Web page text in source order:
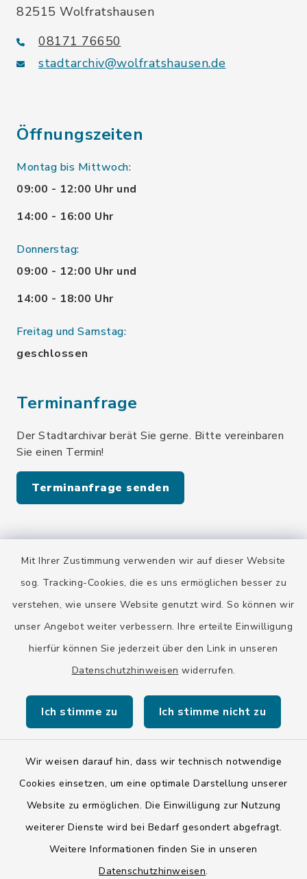
Mit Ihrer Zustimmung verwenden wir auf dieser Website
sog. Tracking-Cookies, die es uns ermöglichen besser zu
verstehen, wie unsere Website genutzt wird. So können wir
unser Angebot weiter verbessern. Ihre erteilte Einwilligung
hierfür können Sie jederzeit über den Link in unseren
Datenschutzhinweisen widerrufen.
Ich stimme zu Ich stimme nicht zu
Wir weisen darauf hin, dass wir technisch notwendige
Cookies einsetzen, um eine optimale Darstellung unserer
Website zu ermöglichen. Die Einwilligung zur Nutzung
weiterer Dienste wird bei Bedarf gesondert abgefragt.
Weitere Informationen finden Sie in unseren
Datenschutzhinweisen.
82515 Wolfratshausen
08171 76650
stadtarchiv@wolfratshausen.de
Öffnungszeiten
Montag bis Mittwoch:
09:00 - 12:00 Uhr und
14:00 - 16:00 Uhr
Donnerstag:
09:00 - 12:00 Uhr und
14:00 - 18:00 Uhr
Freitag und Samstag:
geschlossen
Terminanfrage
Der Stadtarchivar berät Sie gerne. Bitte vereinbaren
Sie einen Termin!
Terminanfrage senden
Quicklinks
Stadt Wolfratshausen
Kontakt
Barrierefreiheit
Impressum
ISIS 12
Sitemap